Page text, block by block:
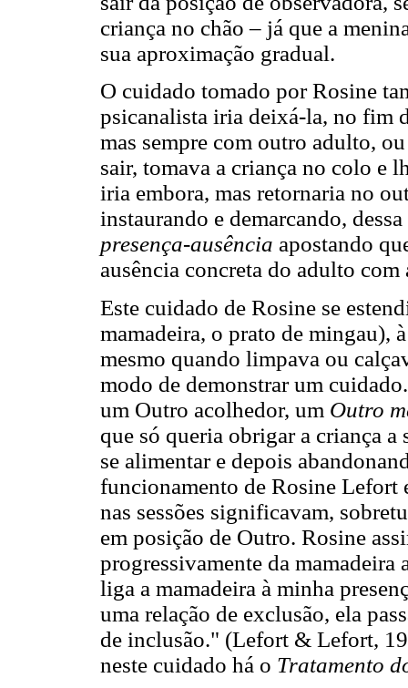
criança no chão – já que a
sua aproximação gradual.
O cuidado tomado por Rosine
psicanalista iria deixá-la, no fim
mas sempre com outro adulto,
sair, tomava a criança no colo e
iria embora, mas retornaria no
instaurando e demarcando,
presença-ausência apostando
ausência concreta do adulto
Este cuidado de Rosine se
mamadeira, o prato de mingau),
mesmo quando limpava ou
modo de demonstrar um
um Outro acolhedor, um Outro
que só queria obrigar a criança a
se alimentar e depois
funcionamento de Rosine Lefort
nas sessões significavam,
em posição de Outro. Rosine
progressivamente da mamadeira
liga a mamadeira à minha
uma relação de exclusão, ela
de inclusão." (Lefort & Lefort,
neste cuidado há o Tratamento